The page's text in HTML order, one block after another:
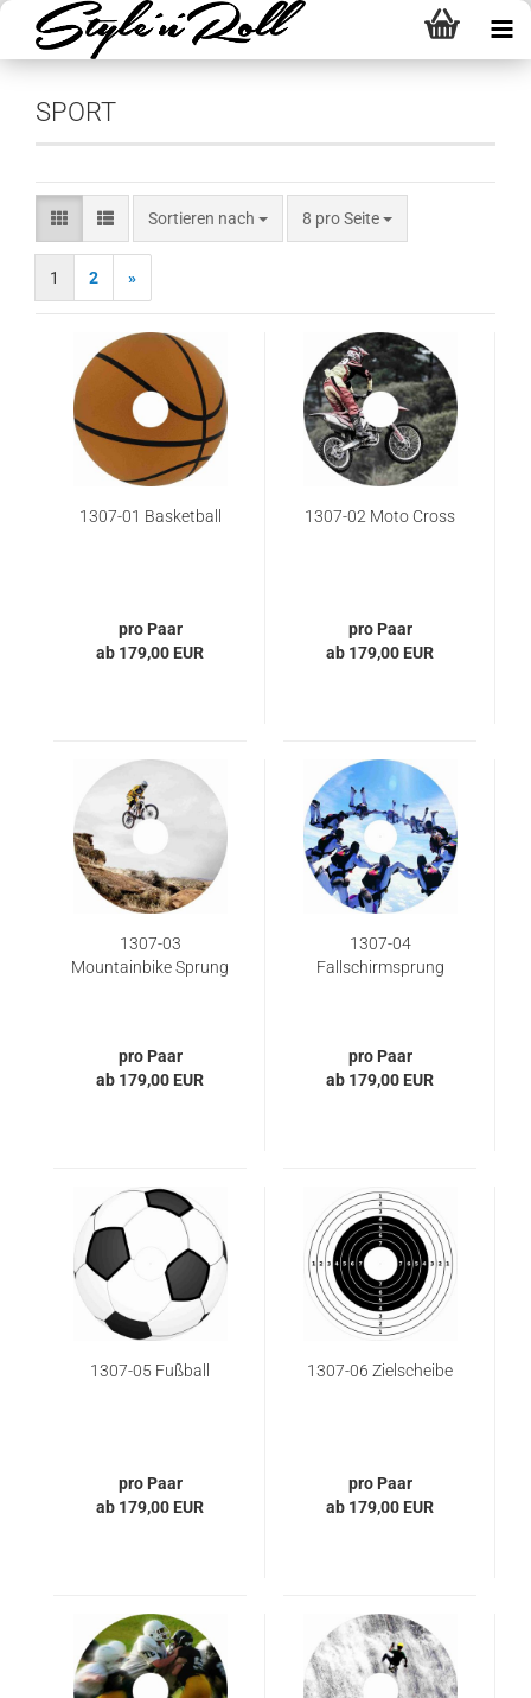
SPORT
Sortieren nach
Sortieren nach 8 pro Seite
pro Seite
1 2 »
1307-01 Basketball
pro Paar
ab 179,00 EUR
1307-02 Moto Cross
pro Paar
ab 179,00 EUR
1307-03
Mountainbike Sprung
pro Paar
ab 179,00 EUR
1307-04
Fallschirmsprung
pro Paar
ab 179,00 EUR
1307-05 Fußball
pro Paar
ab 179,00 EUR
1307-06 Zielscheibe
pro Paar
ab 179,00 EUR